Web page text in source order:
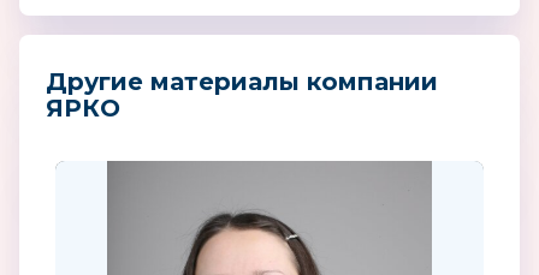
Другие материалы компании
ЯРКО